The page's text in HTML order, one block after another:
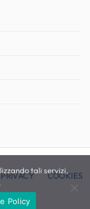
PRIVACY COOKIES
tali servizi,
Policy